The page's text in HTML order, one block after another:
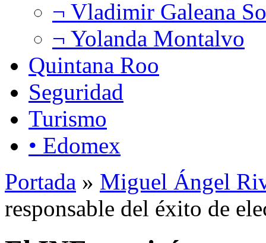
¬ Vladimir Galeana
¬ Yolanda Montalvo
Quintana Roo
Seguridad
Turismo
• Edomex
Portada » Miguel Ángel
responsable del éxito de